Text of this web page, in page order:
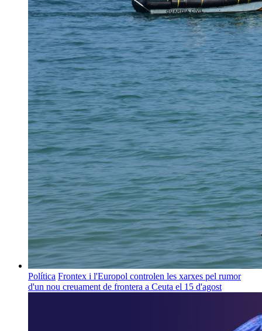
Política Frontex i l'Europol controlen les xarxes pel rumor
d'un nou creuament de frontera a Ceuta el 15 d'agost